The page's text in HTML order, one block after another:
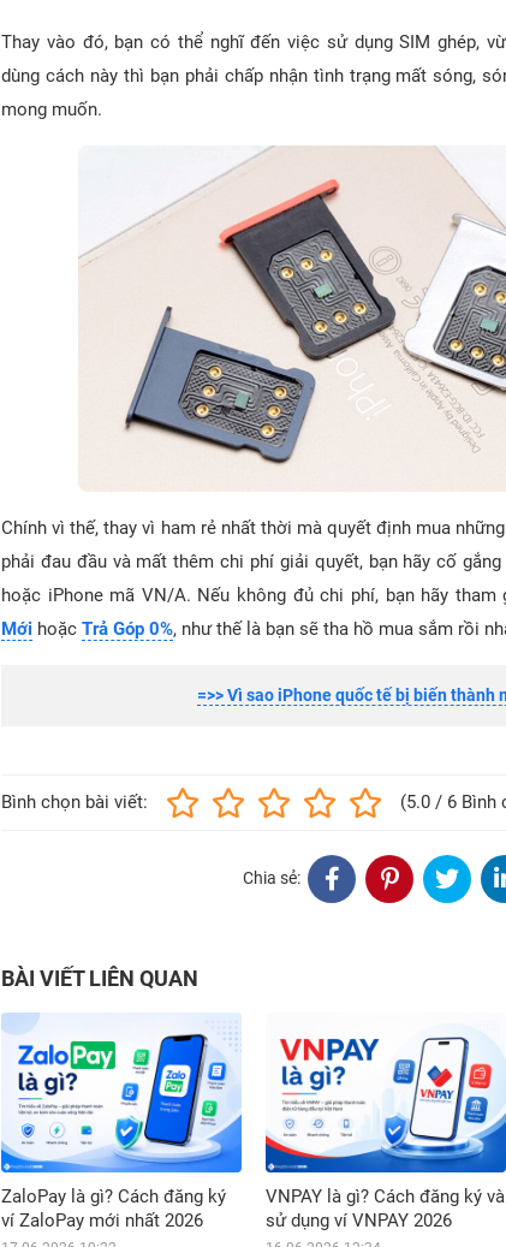
Thay vào đó, bạn có thể nghĩ đến việc sử dụng SIM ghép,
dùng cách này thì bạn phải chấp nhận tình trạng mất sóng,
mong muốn.
Chính vì thế, thay vì ham rẻ nhất thời mà quyết định mua
phải đau đầu và mất thêm chi phí giải quyết, bạn hãy cố
hoặc iPhone mã VN/A. Nếu không đủ chi phí, bạn hãy tham
Mới hoặc Trả Góp 0%, như thế là bạn sẽ tha hồ mua sắm rồi
=>> Vì sao iPhone quốc tế bị biến thành
Bình chọn bài viết: (5.0 / 6 Bình
Chia sẻ:
BÀI VIẾT LIÊN QUAN
ZaloPay là gì? Cách đăng ký
ví ZaloPay mới nhất 2026
VNPAY là gì? Cách đăng ký và
sử dụng ví VNPAY 2026